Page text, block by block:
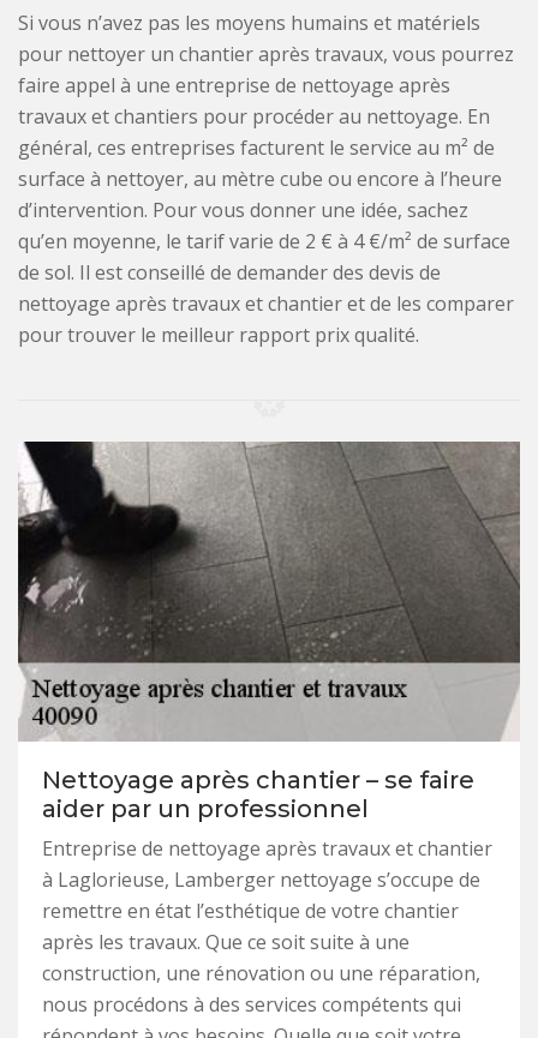
Si vous n’avez pas les moyens humains et matériels
pour nettoyer un chantier après travaux, vous pourrez
faire appel à une entreprise de nettoyage après
travaux et chantiers pour procéder au nettoyage. En
général, ces entreprises facturent le service au m² de
surface à nettoyer, au mètre cube ou encore à l’heure
d’intervention. Pour vous donner une idée, sachez
qu’en moyenne, le tarif varie de 2 € à 4 €/m² de surface
de sol. Il est conseillé de demander des devis de
nettoyage après travaux et chantier et de les comparer
pour trouver le meilleur rapport prix qualité.
Nettoyage après chantier – se faire
aider par un professionnel
Entreprise de nettoyage après travaux et chantier
à Laglorieuse, Lamberger nettoyage s’occupe de
remettre en état l’esthétique de votre chantier
après les travaux. Que ce soit suite à une
construction, une rénovation ou une réparation,
nous procédons à des services compétents qui